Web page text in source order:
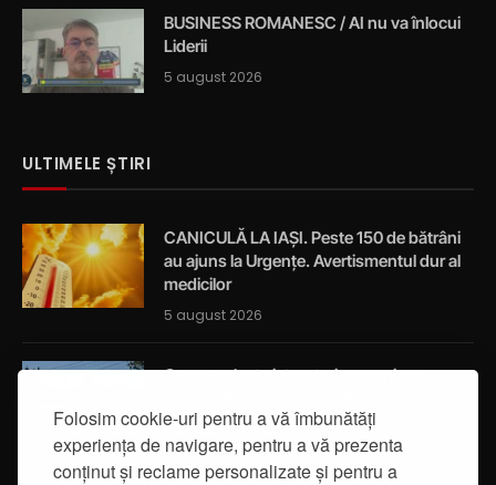
Folosim cookie-uri pentru a vă îmbunătăți
experiența de navigare, pentru a vă prezenta
conținut și reclame personalizate și pentru a
BUSINESS ROMANESC / AI nu va înlocui
Liderii
5 august 2026
ULTIMELE ȘTIRI
CANICULĂ LA IAȘI. Peste 150 de bătrâni
au ajuns la Urgențe. Avertismentul dur al
medicilor
5 august 2026
Cum a salvat viața a trei oameni un
întâmplător prin localitatea Breazu
5 august 2026